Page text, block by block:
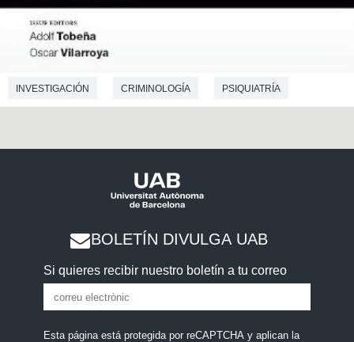
INVESTIGACIÓN CRIMINOLOGÍA PSIQUIATRÍA
BOLETÍN DIVULGA UAB
Si quieres recibir nuestro boletín a tu correo
Esta página está protegida por reCAPTCHA y aplican la